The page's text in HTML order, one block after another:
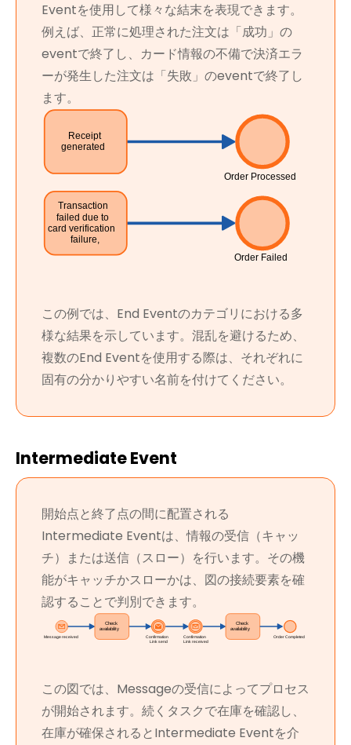
Eventを使用して様々な結末を表現できます。
例えば、正常に処理された注文は「成功」の
eventで終了し、カード情報の不備で決済エラ
ーが発生した注文は「失敗」のeventで終了し
ます。
この例では、End Eventのカテゴリにおける多
様な結果を示しています。混乱を避けるため、
複数のEnd Eventを使用する際は、それぞれに
固有の分かりやすい名前を付けてください。
Intermediate Event
開始点と終了点の間に配置される
Intermediate Eventは、情報の受信（キャッ
チ）または送信（スロー）を行います。その機
能がキャッチかスローかは、図の接続要素を確
認することで判別できます。
この図では、Messageの受信によってプロセス
が開始されます。続くタスクで在庫を確認し、
在庫が確保されるとIntermediate Eventを介